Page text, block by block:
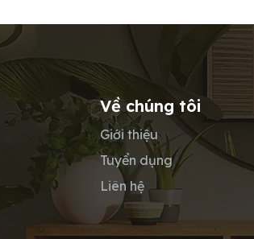
Về chúng tôi
Giới thiệu
Tuyển dụng
Liên hệ